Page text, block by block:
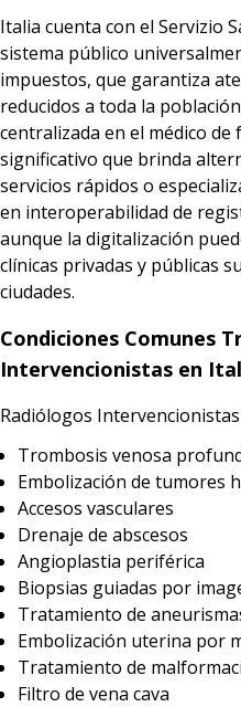
Italia cuenta con el Servizio
sistema público
impuestos, que garantiza
reducidos a toda la
centralizada en el médico
significativo que brinda
servicios rápidos o
en interoperabilidad de
aunque la digitalización
clínicas privadas y públicas
ciudades.
Condiciones Comunes
Intervencionistas en
Radiólogos
Trombosis venosa
Embolización de tumores
Accesos vasculares
Drenaje de abscesos
Angioplastia periférica
Biopsias guiadas por
Tratamiento de
Embolización uterina por
Tratamiento de
Filtro de vena cava